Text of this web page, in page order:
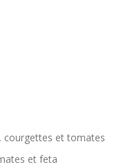
courgettes et tomates
et feta